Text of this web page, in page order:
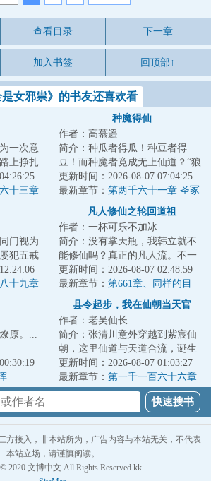
查看目录 下一章
加入书签 回顶部↑
女邪祟》的书友还喜欢看
一次意
上挣扎
对重重
十三章
种魔得仙
作者：高慕遥
简介：种瓜者得瓜！种豆者得
豆！而种魔者竟成无上仙道？“狼
虎道君”赢商，靠着一块偶得的神
秘的仙门社稷...
更新时间：2026-08-07 07:04:25
最新章节： 第两千六十一章 圣冢
门视为
犯五戒
血炼宗
十九章
凡人修仙之轮回道祖
作者：一杯可乐不加冰
简介：没有掌天瓶，我韩立就不
能修仙吗？真正的凡人流。不一
样的剧情等着挖掘。本书又名：
《凡人前传》《...
更新时间：2026-08-07 02:48:59
最新章节： 第661章、同样的目
标！相差的一天！（四更，求订
阅！）
原。...
县令起步，我在仙朝当天官
作者：老吴仙长
简介：张清川意外穿越到紫宸仙
朝，这里仙道与天道合流，诞生
仙朝天官，执天道权柄、代天道
牧羊，为仙道共...
更新时间：2026-08-07 01:03:27
最新章节： 第一千一百六十六章
诛魔仙傀显威！
方接入，非本站所为，广告内容与本站无关，不代表
本站立场，请谨慎阅读。
2020 文博中文 All Rights Reserved.kk